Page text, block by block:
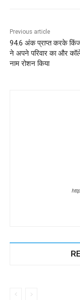
o
o
k
p
p
n
Previous article
94.6 अंक प्राप्त करके
ने अपने परिवार का और
नाम रोशन किया